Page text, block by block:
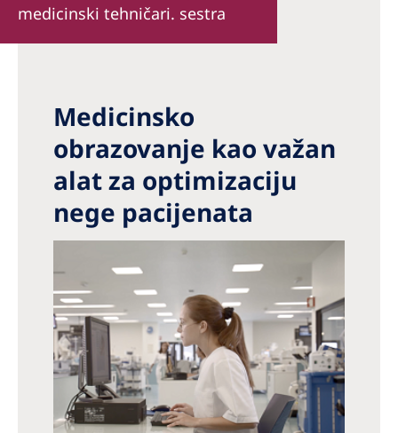
medicinski tehničari. sestra
Medicinsko
obrazovanje kao važan
alat za optimizaciju
nege pacijenata